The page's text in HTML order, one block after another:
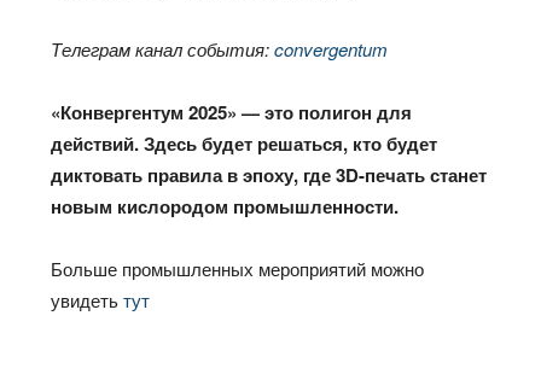
Телеграм канал события:convergentum
«Конвергентум 2025» — это полигон для
действий. Здесь будет решаться, кто будет
диктовать правила в эпоху, где 3D-печать станет
новым кислородом промышленности.
Больше промышленных мероприятий можно
увидетьтут